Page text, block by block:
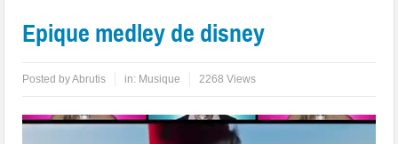
Epique medley de disney
Posted byAbrutis in: Musique 2268 Views
Lecteur